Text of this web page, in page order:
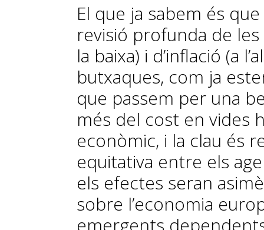
El que ja sabem és
revisió profunda de
la baixa) i d’inflació (a
butxaques, com ja
que passem per una
més del cost en vides
econòmic, i la clau és
equitativa entre els
els efectes seran
sobre l’economia
emergents